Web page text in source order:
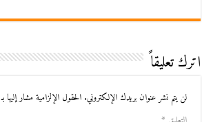
اترك تعليقاً
لن يتم نشر عنوان بريدك الإلكتروني. الحقول الإلزامية مشار إليها بـ